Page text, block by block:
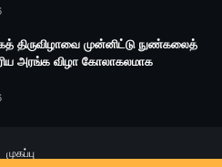
திருவிழாவை முன்னிட்டு நுண்கலைத்
அரங்க விழா கோலாகலமாக
முகப்பு